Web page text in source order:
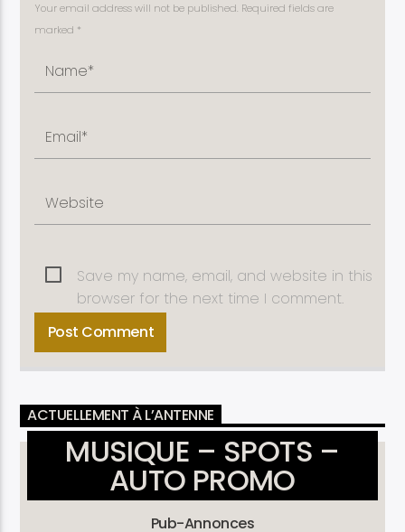
Your email address will not be published. Required fields are
marked *
Save my name, email, and website in this
browser for the next time I comment.
ACTUELLEMENT À L’ANTENNE
MUSIQUE – SPOTS –
AUTO PROMO
Pub-Annonces